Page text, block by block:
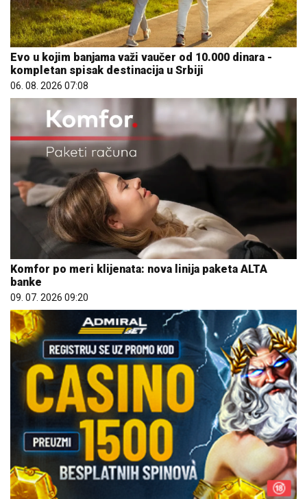
Evo u kojim banjama važi vaučer od 10.000 dinara -
kompletan spisak destinacija u Srbiji
06. 08. 2026 07:08
Komfor po meri klijenata: nova linija paketa ALTA
banke
09. 07. 2026 09:20